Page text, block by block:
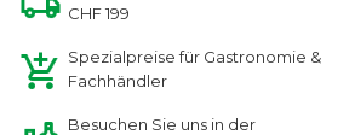
CHF 199
Spezialpreise für Gastronomie &
Fachhändler
Besuchen Sie uns in der